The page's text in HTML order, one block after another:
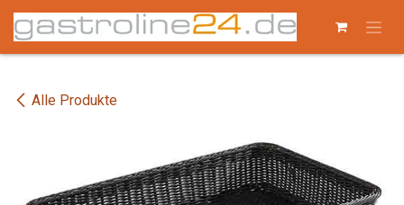
Zum Inhalt springen
Alle Produkte